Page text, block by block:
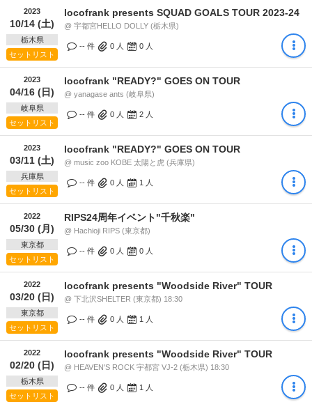
2023
10/14 (土)
栃木県
セットリスト
locofrank presents SQUAD GOALS TOUR 2023-24
@ 宇都宮HELLO DOLLY (栃木県)
-- 件 0 人 0 人
2023
04/16 (日)
岐阜県
セットリスト
locofrank "READY?" GOES ON TOUR
@ yanagase ants (岐阜県)
-- 件 0 人 2 人
2023
03/11 (土)
兵庫県
セットリスト
locofrank "READY?" GOES ON TOUR
@ music zoo KOBE 太陽と虎 (兵庫県)
-- 件 0 人 1 人
2022
05/30 (月)
東京都
セットリスト
RIPS24周年イベント"千秋楽"
@ Hachioji RIPS (東京都)
-- 件 0 人 0 人
2022
03/20 (日)
東京都
セットリスト
locofrank presents "Woodside River" TOUR
@ 下北沢SHELTER (東京都) 18:30
-- 件 0 人 1 人
2022
02/20 (日)
栃木県
セットリスト
locofrank presents "Woodside River" TOUR
@ HEAVEN'S ROCK 宇都宮 VJ-2 (栃木県) 18:30
-- 件 0 人 1 人